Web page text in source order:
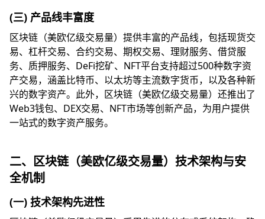
(三) 产品线丰富度
区块链（美欧亿级交易量）提供丰富的产品线，包括现货交
易、杠杆交易、合约交易、期权交易、理财服务、借贷服
务、质押服务、DeFi挖矿、NFT平台支持超过500种数字资
产交易，涵盖比特币、以太坊等主流数字货币，以及各种新
兴的数字资产。此外，区块链（美欧亿级交易量）还推出了
Web3钱包、DEX交易、NFT市场等创新产品，为用户提供
一站式的数字资产服务。
二、区块链（美欧亿级交易量）技术架构与安
全机制
(一) 技术架构先进性